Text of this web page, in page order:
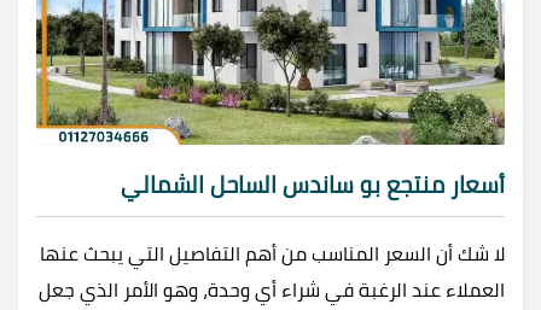
أسعار منتجع بو ساندس الساحل الشمالي
لا شك أن السعر المناسب من أهم التفاصيل التي يبحث عنها
العملاء عند الرغبة في شراء أي وحدة، وهو الأمر الذي جعل